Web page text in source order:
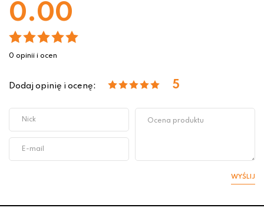
0.00
0 opinii i ocen
Dodaj opinię i ocenę: 5
WYŚLIJ